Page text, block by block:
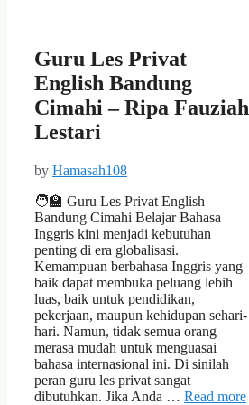
Guru Les Privat
English Bandung
Cimahi – Ripa Fauziah
Lestari
by Hamasah108
🧑‍🏫 Guru Les Privat English
Bandung Cimahi Belajar Bahasa
Inggris kini menjadi kebutuhan
penting di era globalisasi.
Kemampuan berbahasa Inggris yang
baik dapat membuka peluang lebih
luas, baik untuk pendidikan,
pekerjaan, maupun kehidupan sehari-
hari. Namun, tidak semua orang
merasa mudah untuk menguasai
bahasa internasional ini. Di sinilah
peran guru les privat sangat
dibutuhkan. Jika Anda … Read more